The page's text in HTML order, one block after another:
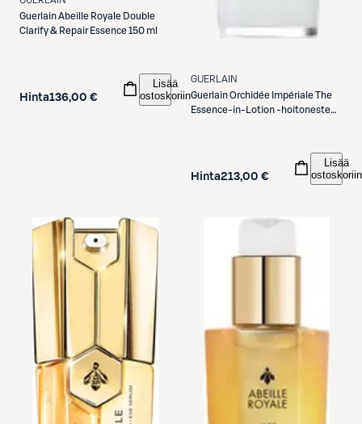
GuerlainAbeille Royale Double
Clarify & Repair Essence 150 ml
Hinta136,00 €
Lisää
ostoskoriin
GUERLAIN
GuerlainOrchidée Impériale The
Essence-in-Lotion -hoitoneste
Hinta213,00 €
Lisää
ostoskoriin